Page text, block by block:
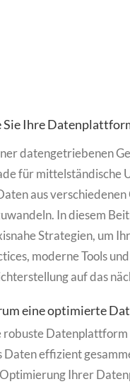
Sie Ihre
datengetriebenen
für mittelständische
aus
In diesem
Strategien, um
moderne Tools
auf das
eine optimierte
robuste
Daten effizient
Ihrer